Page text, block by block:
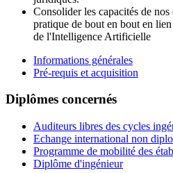
Consolider les capacités de
pratique de bout en bout en
de l'Intelligence Artificielle
Informations générales
Pré-requis et acquisition
Diplômes concernés
Auditeurs libres des cycles
Echange international non
Programme de mobilité des
Diplôme d'ingénieur